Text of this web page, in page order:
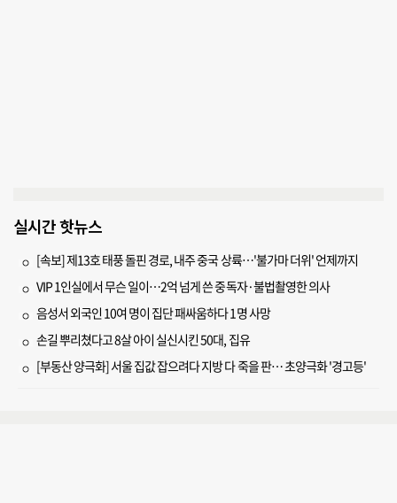
실시간 핫뉴스
[속보] 제13호 태풍 돌핀 경로, 내주 중국 상륙…'불가마 더위' 언제까지
VIP 1인실에서 무슨 일이…2억 넘게 쓴 중독자·불법촬영한 의사
음성서 외국인 10여 명이 집단 패싸움하다 1명 사망
손길 뿌리쳤다고 8살 아이 실신시킨 50대, 집유
[부동산 양극화] 서울 집값 잡으려다 지방 다 죽을 판… 초양극화 '경고등'